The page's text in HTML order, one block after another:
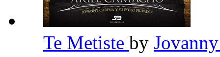
Te Metiste by